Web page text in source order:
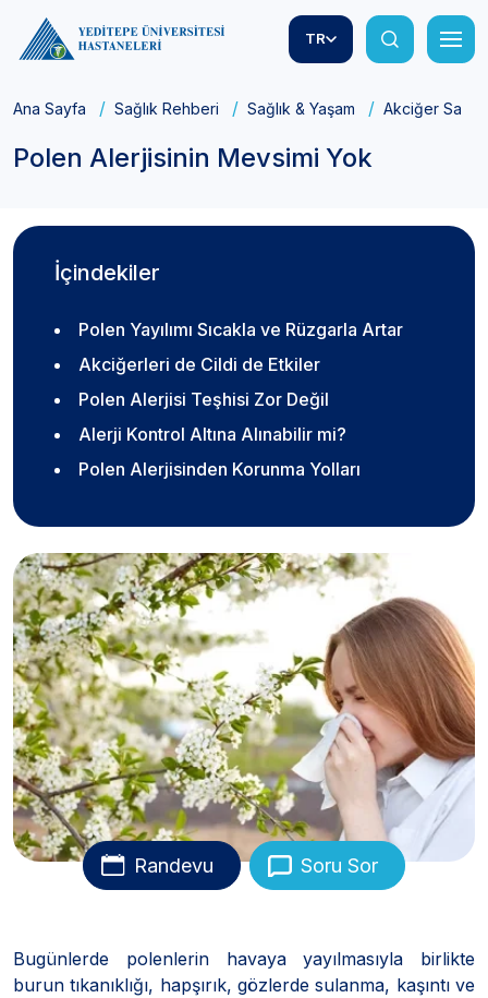
TR
Ana Sayfa Sağlık Rehberi Sağlık & Yaşam Akciğer
Polen Alerjisinin Mevsimi Yok
İçindekiler
Polen Yayılımı Sıcakla ve Rüzgarla Artar
Akciğerleri de Cildi de Etkiler
Polen Alerjisi Teşhisi Zor Değil
Alerji Kontrol Altına Alınabilir mi?
Polen Alerjisinden Korunma Yolları
Randevu Soru Sor
Bugünlerde polenlerin havaya yayılmasıyla birlikte
burun tıkanıklığı, hapşırık, gözlerde sulanma, kaşıntı ve